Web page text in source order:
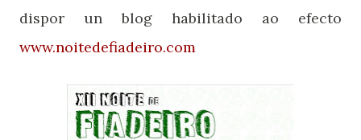
dispor un blog habilitado ao efecto
www.noitedefiadeiro.com